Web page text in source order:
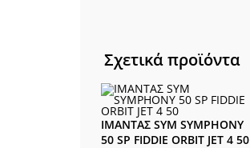
Σχετικά προϊόντα
ΙΜΑΝΤΑΣ SYM SYMPHONY
50 SP FIDDIE ORBIT JET 4 50